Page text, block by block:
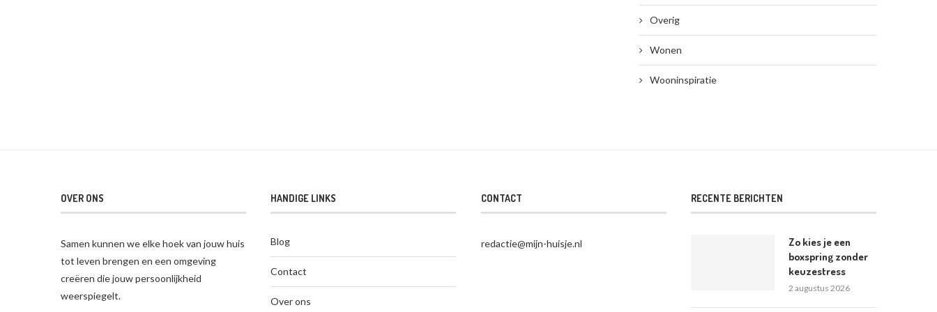
Overig
Wonen
Wooninspiratie
OVER ONS
Samen kunnen we elke hoek van jouw huis
tot leven brengen en een omgeving
creëren die jouw persoonlijkheid
weerspiegelt.
HANDIGE LINKS
Blog
Contact
Over ons
CONTACT
redactie@mijn-huisje.nl
RECENTE BERICHTEN
Zo kies je een
boxspring zonder
keuzestress
2 augustus 2026